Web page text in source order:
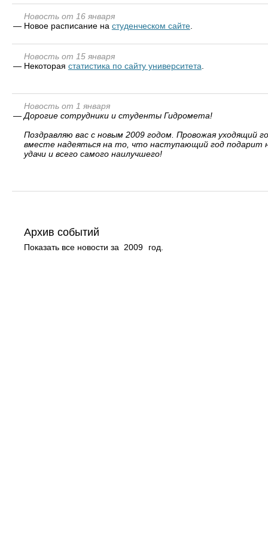
Новость от 16 января
— Новое расписание на студенческом сайте.
Новость от 15 января
— Некоторая статистика по сайту университета
Новость от 1 января
— Дорогие сотрудники и студенты Гидромета!
Поздравляю вас с новым 2009 годом. Провожая
вместе надеяться на то, что наступающий год подарит
удачи и всего самого наилучшего!
Архив событий
Показать все новости за 2009 год.